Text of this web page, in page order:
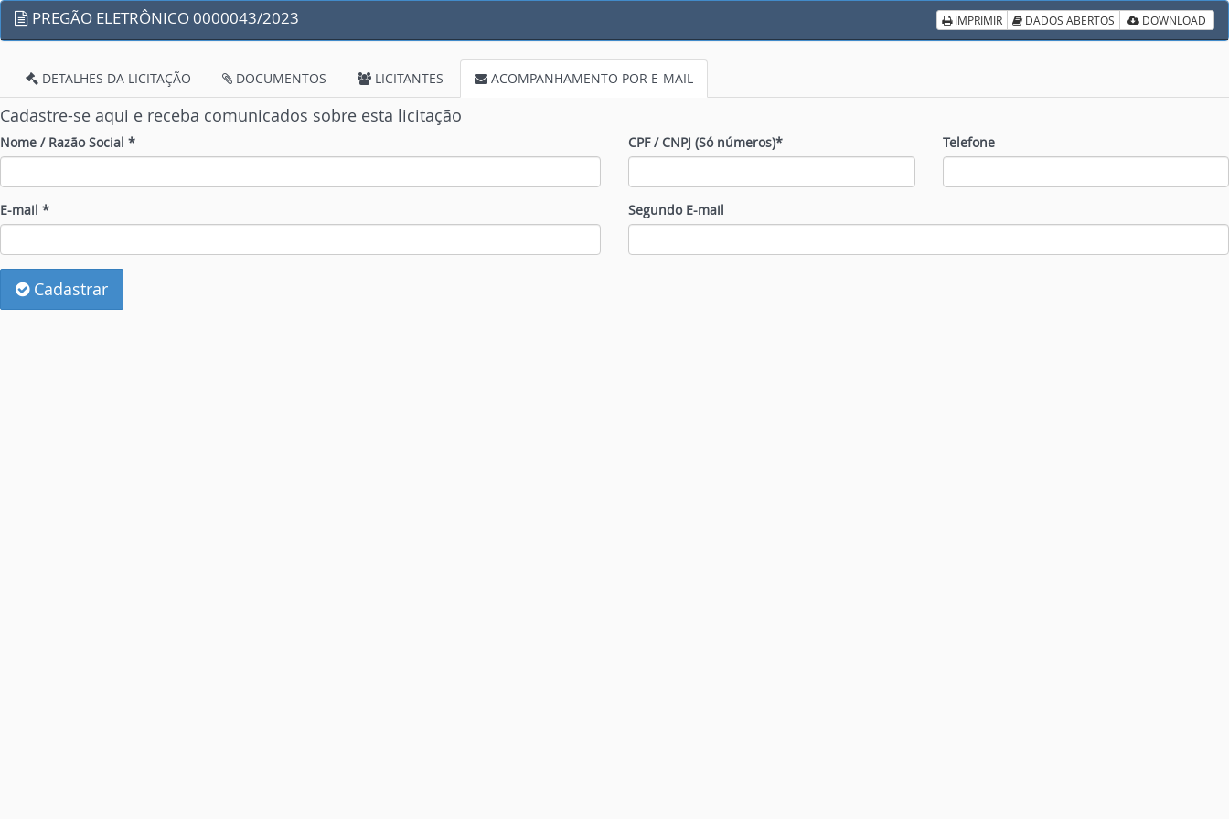
PREGÃO ELETRÔNICO 0000043/2023 IMPRIMIR DADOS ABERTOS DOWNLOAD
DETALHES DA LICITAÇÃO DOCUMENTOS LICITANTES ACOMPANHAMENTO POR E-MAIL
Cadastre-se aqui e receba comunicados sobre esta licitação
Nome / Razão Social * CPF / CNPJ (Só números)* Telefone
E-mail * Segundo E-mail
Cadastrar